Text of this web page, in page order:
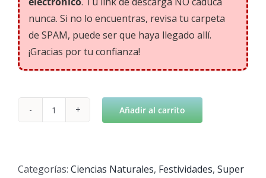
nunca. Si no lo encuentras, revisa tu carpeta
de SPAM, puede ser que haya llegado allí.
¡Gracias por tu confianza!
Pack
para
Añadir al carrito
Categorías: Ciencias Naturales, Festividades, Super